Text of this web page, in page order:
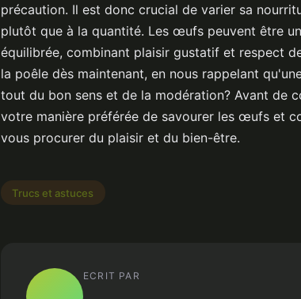
précaution. Il est donc crucial de varier sa
plutôt que à la quantité. Les œufs peuvent être
équilibrée, combinant plaisir gustatif et respect
la poêle dès maintenant, en nous rappelant
tout du bon sens et de la modération? Avant de
votre manière préférée de savourer les œufs et
vous procurer du plaisir et du bien-être.
Trucs et astuces
ECRIT PAR